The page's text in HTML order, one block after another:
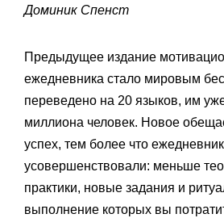
Доминик Спенст
Предыдущее издание
ежедневника стало мировым
переведено на 20 языков, им
миллиона человек. Новое
успех, тем более что ежедневник
усовершенствовали: меньше
практики, новые задания и
выполнение которых вы